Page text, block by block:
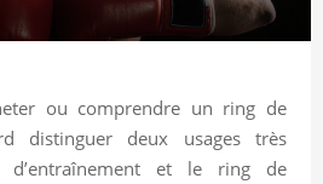
ou comprendre un ring de
distinguer deux usages très
et le ring de